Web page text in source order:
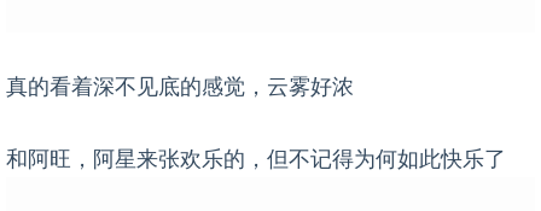
真的看着深不见底的感觉，云雾好浓
和阿旺，阿星来张欢乐的，但不记得为何如此快乐了